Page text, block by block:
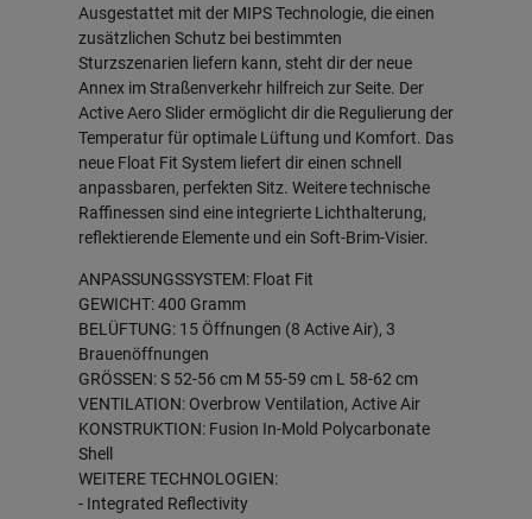
Ausgestattet mit der MIPS Technologie, die einen
zusätzlichen Schutz bei bestimmten
Sturzszenarien liefern kann, steht dir der neue
Annex im Straßenverkehr hilfreich zur Seite. Der
Active Aero Slider ermöglicht dir die Regulierung der
Temperatur für optimale Lüftung und Komfort. Das
neue Float Fit System liefert dir einen schnell
anpassbaren, perfekten Sitz. Weitere technische
Raffinessen sind eine integrierte Lichthalterung,
reflektierende Elemente und ein Soft-Brim-Visier.
ANPASSUNGSSYSTEM: Float Fit
GEWICHT: 400 Gramm
BELÜFTUNG: 15 Öffnungen (8 Active Air), 3
Brauenöffnungen
GRÖSSEN: S 52-56 cm M 55-59 cm L 58-62 cm
VENTILATION: Overbrow Ventilation, Active Air
KONSTRUKTION: Fusion In-Mold Polycarbonate
Shell
WEITERE TECHNOLOGIEN:
- Integrated Reflectivity